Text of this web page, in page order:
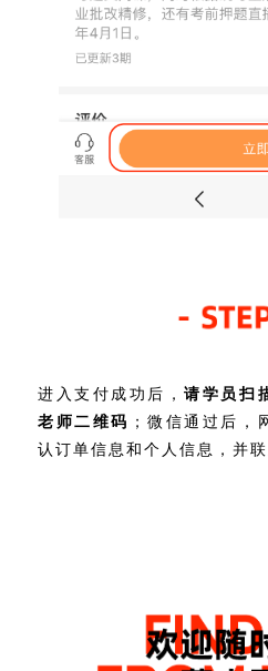
进入支付成功后，请学员扫
老师二维码 ；微信通过后，
认订单信息和个人信息，并联